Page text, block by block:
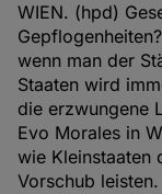
WIEN. (hpd)
wenn man der
Staaten wird
die erzwungene
Evo Morales in
wie Kleinstaaten
Vorschub leisten.